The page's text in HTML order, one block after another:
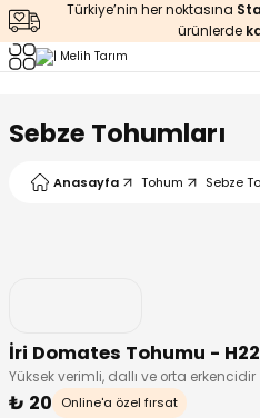
Türkiye’nin her noktasına
ürünlerde
Sebze Tohumları
Anasayfa Tohum Sebze
İri Domates Tohumu -
Yüksek verimli, dallı ve orta erkencidir
₺ 20 Online'a özel fırsat
Geri Dön
Geri Dön
Geri Dön
Geri Dön
Ürünleri
Geri Dön